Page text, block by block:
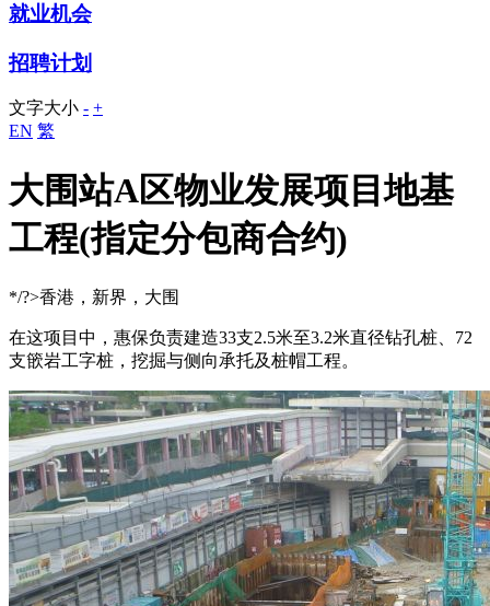
就业机会
招聘计划
文字大小 - +
EN 繁
大围站A区物业发展项目地基
工程(指定分包商合约)
*/?>香港，新界，大围
在这项目中，惠保负责建造33支2.5米至3.2米直径钻孔桩、72
支篏岩工字桩，挖掘与侧向承托及桩帽工程。